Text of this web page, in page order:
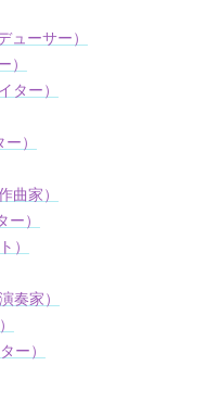
ューサー）
）
ター）
ー）
曲家）
ー）
）
奏家）
ー）